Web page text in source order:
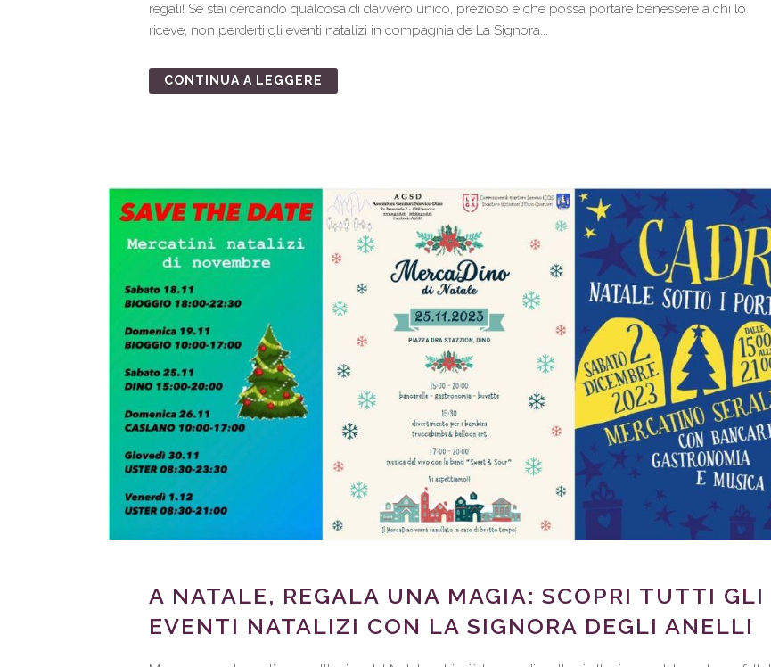
regali! Se stai cercando qualcosa di davvero unico, prezioso e che possa portare benessere a chi lo
riceve, non perderti gli eventi natalizi in compagnia de La Signora...
CONTINUA A LEGGERE
A NATALE, REGALA UNA MAGIA: SCOPRI TUTTI GLI
EVENTI NATALIZI CON LA SIGNORA DEGLI ANELLI